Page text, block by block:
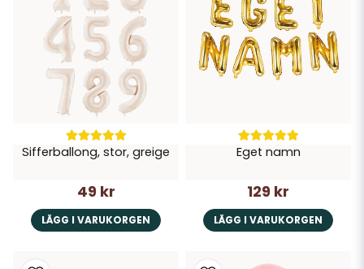
Sifferballong, stor, greige
49 kr
LÄGG I VARUKORGEN
Eget namn
129 kr
LÄGG I VARUKORGEN